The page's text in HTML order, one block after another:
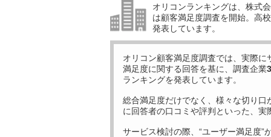
オリコンランキングは、株式
は顧客満足度調査を開始。高
発表しています。
オリコン顧客満足度調査では、実際に
満足度に関する回答を基に、調査企業
ランキングを発表しています。
総合満足度だけでなく、様々な切り口
に回答者の口コミや評判といった、
サービス検討の際、“ユーザー満足度”